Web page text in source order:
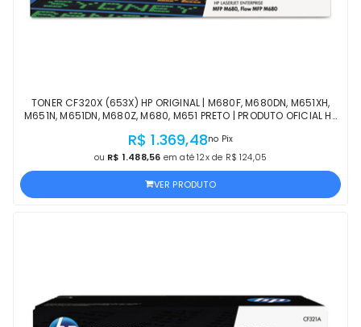
TONER CF320X (653X) HP ORIGINAL | M680F, M680DN, M651XH,
M651N, M651DN, M680Z, M680, M651 PRETO | PRODUTO OFICIAL HP
R$ 1.369,48no Pix
ou R$ 1.488,56 em até 12x de R$ 124,05
VER PRODUTO